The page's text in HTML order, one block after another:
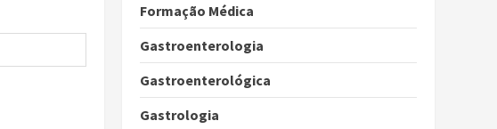
Formação Médica
Gastroenterologia
Gastroenterológica
Gastrologia